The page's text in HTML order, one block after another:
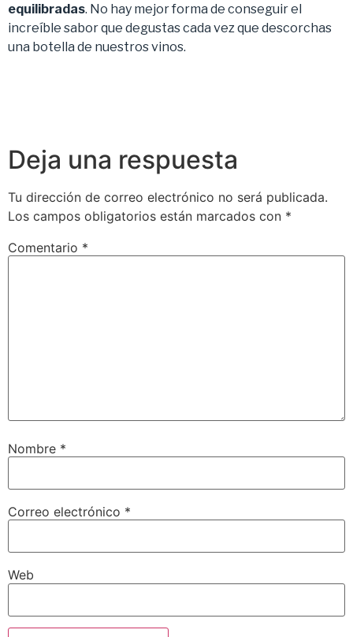
equilibradas. No hay mejor forma de conseguir el
increíble sabor que degustas cada vez que descorchas
una botella de nuestros vinos.
Deja una respuesta
Tu dirección de correo electrónico no será publicada.
Los campos obligatorios están marcados con *
Comentario *
Nombre *
Correo electrónico *
Web